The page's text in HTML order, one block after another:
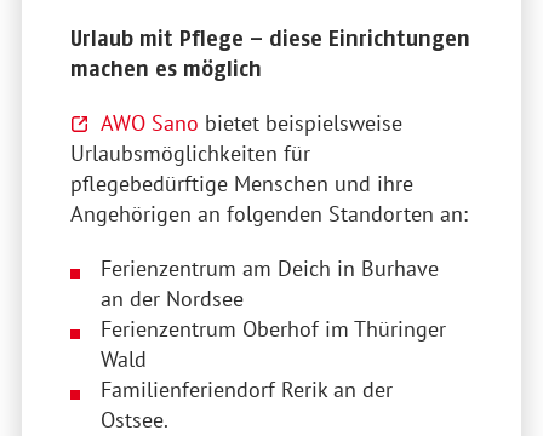
Urlaub mit Pflege – diese Einrichtungen
machen es möglich
AWO Sano bietet beispielsweise
Urlaubsmöglichkeiten für
pflegebedürftige Menschen und ihre
Angehörigen an folgenden Standorten an:
Ferienzentrum am Deich in Burhave
an der Nordsee
Ferienzentrum Oberhof im Thüringer
Wald
Familienferiendorf Rerik an der
Ostsee.